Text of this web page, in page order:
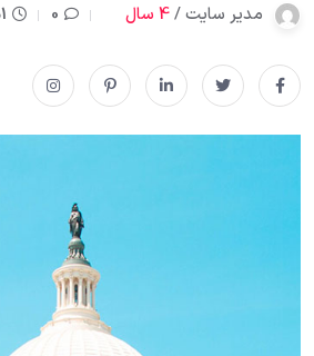
مدیر سایت /4 سال 0 1دقیقه خواندن